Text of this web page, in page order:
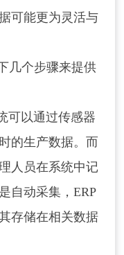
可能更为灵活与
几个步骤来提供
可以通过传感器
的生产数据。而
人员在系统中记
自动采集，ERP
存储在相关数据